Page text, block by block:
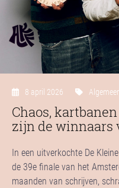
8 april 2026
Chaos,
zijn de winnaars
In een uitverkochte De
de 39e finale van het
maanden van schrijven,